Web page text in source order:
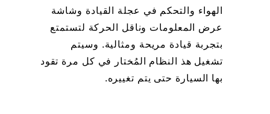
الهواء والتحكم في عجلة القيادة وشاشة
عرض المعلومات وناقل الحركة لتستمتع
بتجربة قيادة مريحة ومثالية. وسيتم
تشغيل هذ النظام المُختار في كل مرة تقود
بها السيارة حتى يتم تغييره.